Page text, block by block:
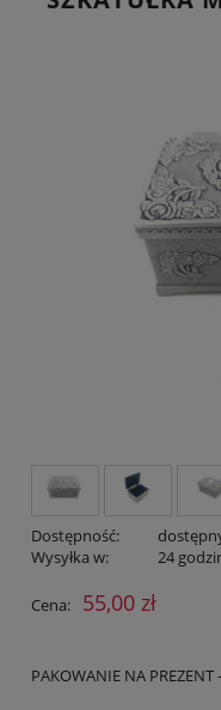
Dostępność:
Wysyłka w:
24
Cena: 55,00 zł
PAKOWANIE NA